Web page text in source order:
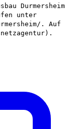
Durmersheim
unter
. Auf